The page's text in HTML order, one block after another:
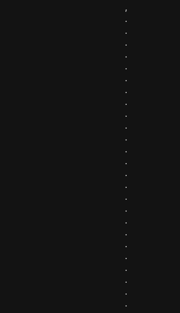
,
.
.
.
.
.
.
.
.
.
.
.
.
.
.
.
.
.
.
.
.
.
.
.
.
.